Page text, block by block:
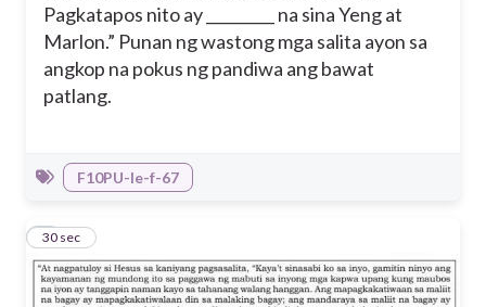
Pagkatapos nito ay _________ na sina Yeng at
Marlon.” Punan ng wastong mga salita ayon sa
angkop na pokus ng pandiwa ang bawat
patlang.
F10PU-Ie-f-67
3
30 sec